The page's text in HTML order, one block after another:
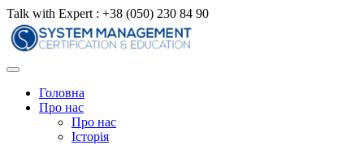
Talk with Expert : +38 (050) 230 84 90
Головна
Про нас
Про нас
Історія